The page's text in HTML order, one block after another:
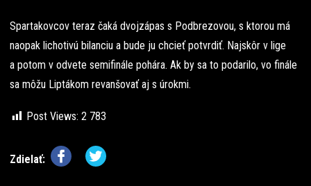
Spartakovcov teraz čaká dvojzápas s Podbrezovou, s ktorou má
naopak lichotivú bilanciu a bude ju chcieť potvrdiť. Najskôr v lige
a potom v odvete semifinále pohára. Ak by sa to podarilo, vo finále
sa môžu Liptákom revanšovať aj s úrokmi.
Post Views: 2 783
Zdielať: